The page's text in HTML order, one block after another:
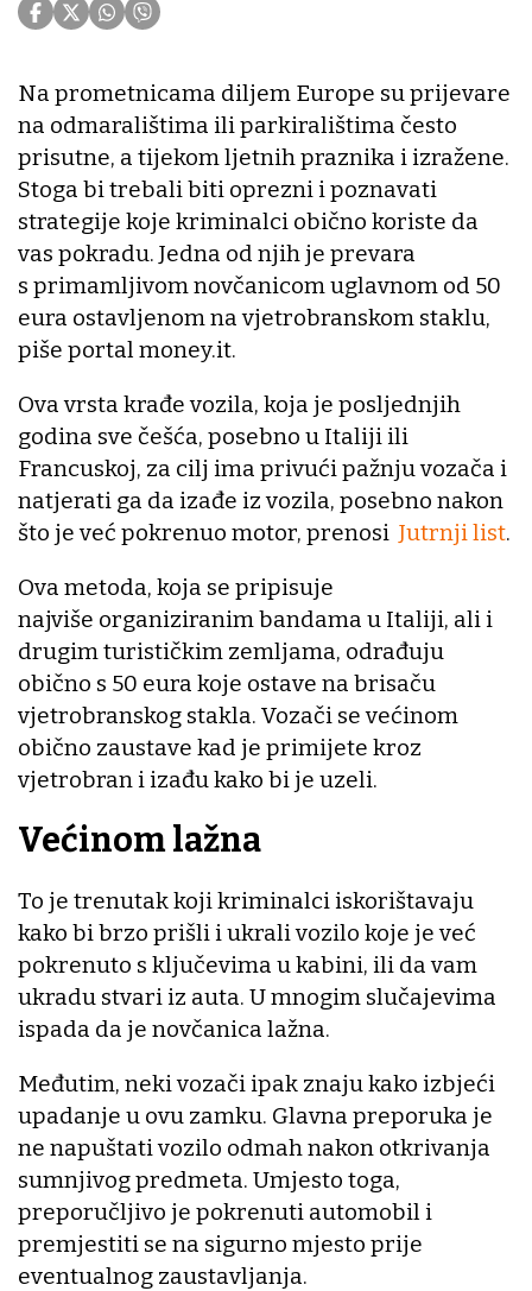
Na prometnicama diljem Europe su prijevare
na odmaralištima ili parkiralištima često
prisutne, a tijekom ljetnih praznika i izražene.
Stoga bi trebali biti oprezni i poznavati
strategije koje kriminalci obično koriste da
vas pokradu. Jedna od njih je prevara
s primamljivom novčanicom uglavnom od 50
eura ostavljenom na vjetrobranskom staklu,
piše portal money.it.
Ova vrsta krađe vozila, koja je posljednjih
godina sve češća, posebno u Italiji ili
Francuskoj, za cilj ima privući pažnju vozača i
natjerati ga da izađe iz vozila, posebno nakon
što je već pokrenuo motor, prenosi Jutrnji list.
Ova metoda, koja se pripisuje
najviše organiziranim bandama u Italiji, ali i
drugim turističkim zemljama, odrađuju
obično s 50 eura koje ostave na brisaču
vjetrobranskog stakla. Vozači se većinom
obično zaustave kad je primijete kroz
vjetrobran i izađu kako bi je uzeli.
Većinom lažna
To je trenutak koji kriminalci iskorištavaju
kako bi brzo prišli i ukrali vozilo koje je već
pokrenuto s ključevima u kabini, ili da vam
ukradu stvari iz auta. U mnogim slučajevima
ispada da je novčanica lažna.
Međutim, neki vozači ipak znaju kako izbjeći
upadanje u ovu zamku. Glavna preporuka je
ne napuštati vozilo odmah nakon otkrivanja
sumnjivog predmeta. Umjesto toga,
preporučljivo je pokrenuti automobil i
premjestiti se na sigurno mjesto prije
eventualnog zaustavljanja.